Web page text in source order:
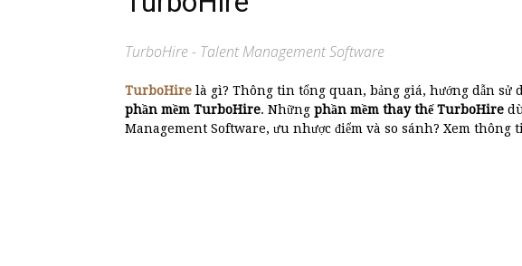
TurboHire - Talent Management Software
TurboHire là gì? Thông tin tổng quan, bảng giá, hướng dẫn
phần mềm TurboHire. Những phần mềm thay thế TurboHire
Management Software, ưu nhược điểm và so sánh? Xem thông